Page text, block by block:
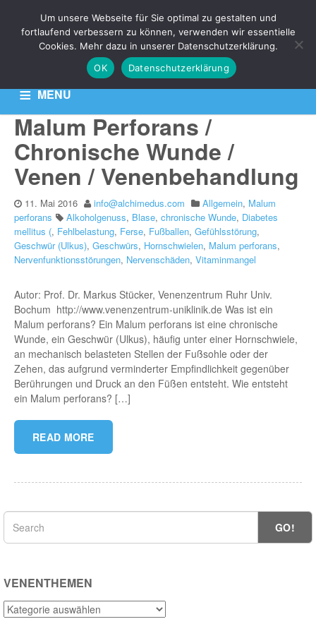
MENU
HOME KONTAKT DATENSCHUTZERKLÄRUNG
THEMA:
NERVENSCHÄDEN
Aktuelle News zu Ihren Venen-Themen: Krampfadern,
Besenreiser & Co
Malum Perforans /
Chronische Wunde /
Venen / Venenbehandlung
11. Mai 2016 info@alchimedus.com Allgemein, Malum
perforans
Alkoholgenuss, Blase, chronische Wunde, Diabetes
mellitus (, Fehlbelastung, Ferse, Fußballen, Gefühlsstörung,
Geschwür (Ulkus), Geschwürs, Hornschwielen, Malum perforans,
Nervenfunktionsstörungen, Nervenschäden, Vitaminmangel
Autor: Prof. Dr. Markus Stücker, Venenzentrum Ruhr Univ.
Bochum http://www.venenzentrum-uniklinik.de Was ist ein
Malum perforans? Ein Malum perforans ist eine chronische
Wunde, ein Geschwür (Ulkus), häufig unter einer Hornschwiele,
an mechanisch belasteten Stellen der Fußsohle oder der
Zehen, das aufgrund verminderter Empfindlichkeit gegenüber
Berührungen und Druck an den Füßen entsteht. Wie entsteht
ein Malum perforans? […]
READ MORE
GO!
VENENTHEMEN
Venenthemen
Um unsere Webseite für Sie optimal zu gestalten und
fortlaufend verbessern zu können, verwenden wir essentielle
Cookies. Mehr dazu in unserer Datenschutzerklärung.
OK
Datenschutzerklärung